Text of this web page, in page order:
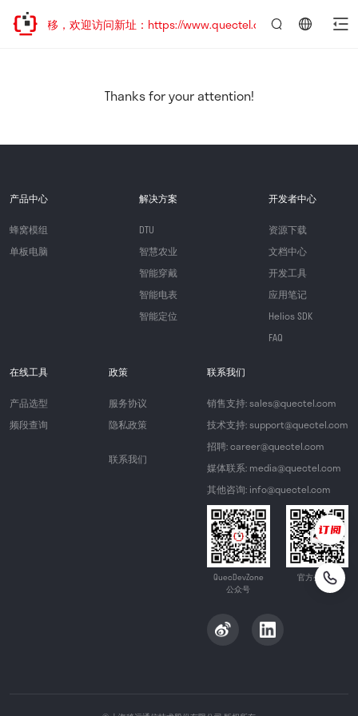
址已迁移，欢迎访问新址：https://www.quectel.com.cn
Thanks for your attention!
产品中心
蜂窝模组
单板电脑
解决方案
DTU
智慧农业
智能穿戴
智能电表
智能定位
开发者中心
资源下载
文档中心
开发工具
应用笔记
Helios SDK
FAQ
在线工具
产品选型
频段查询
政策
服务协议
隐私政策
联系我们
联系我们
销售支持: sales@quectel.com
技术支持: support@quectel.com
招聘: career@quectel.com
媒体联系: media@quectel.com
其他咨询: info@quectel.com
QuecDevZone
公众号
官方公众号